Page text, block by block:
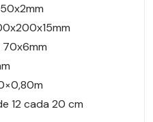
70x6mm
12 cada 20 cm